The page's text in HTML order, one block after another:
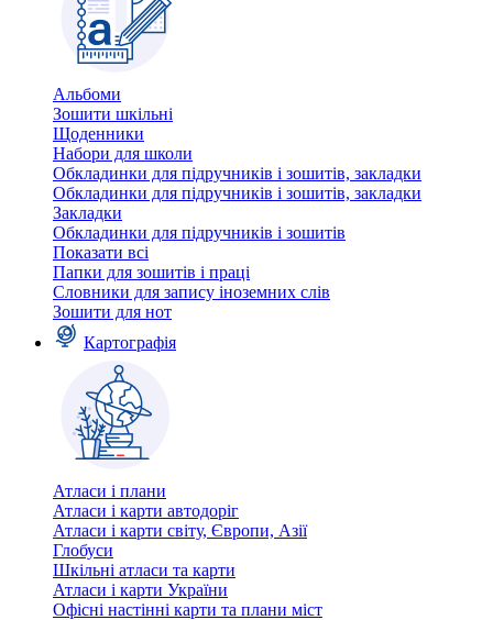
Альбоми
Зошити шкільні
Щоденники
Набори для школи
Обкладинки для підручників і зошитів, закладки
Обкладинки для підручників і зошитів, закладки
Закладки
Обкладинки для підручників і зошитів
Показати всі
Папки для зошитів і праці
Словники для запису іноземних слів
Зошити для нот
Картографія
Атласи і плани
Атласи і карти автодоріг
Атласи і карти світу, Європи, Азії
Глобуси
Шкільні атласи та карти
Атласи і карти України
Офісні настінні карти та плани міст